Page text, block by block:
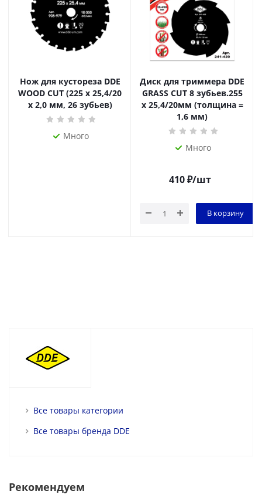
Нож для кустореза DDE
WOOD CUT (225 x 25,4/20
x 2,0 мм, 26 зубьев)
Много
Диск для триммера DDE
GRASS CUT 8 зубьев.255
х 25,4/20мм (толщина =
1,6 мм)
Много
410₽/шт
В корзину
Все товары категории
Все товары бренда DDE
Рекомендуем